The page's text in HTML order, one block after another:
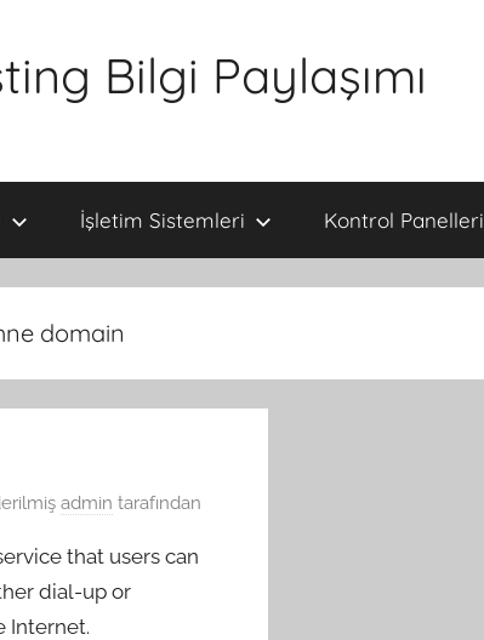
Bilgi Paylaşımı
İşletim Sistemleri Kontrol Panelleri
domain
admin tarafından
that users can
dial-up or
Internet.